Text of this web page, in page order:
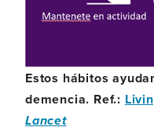
Estos hábitos
demencia. Ref.:
Lancet